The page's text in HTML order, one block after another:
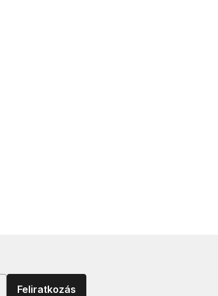
Feliratkozás